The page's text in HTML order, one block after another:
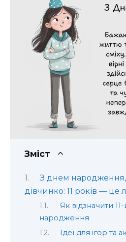
Зміст
З днем
дівчинко: 11 років — це
Як відзначити
народження
Ідеї для ігор та